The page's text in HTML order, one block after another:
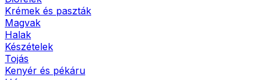
Krémek és paszták
Magvak
Halak
Készételek
Tojás
Kenyér és pékáru